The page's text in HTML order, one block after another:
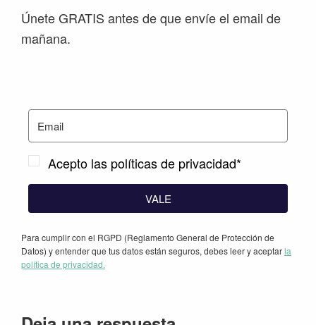
Únete GRATIS antes de que envíe el email de
mañana.
Acepto las políticas de privacidad*
VALE
Para cumplir con el RGPD (Reglamento General de Protección de
Datos) y entender que tus datos están seguros, debes leer y aceptarla
política de privacidad.